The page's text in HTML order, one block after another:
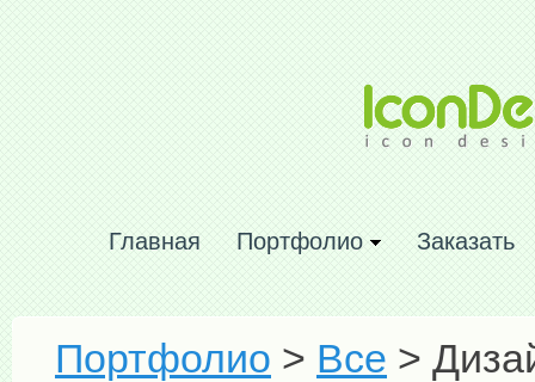
Главная Портфолио Заказать
Портфолио > Все >